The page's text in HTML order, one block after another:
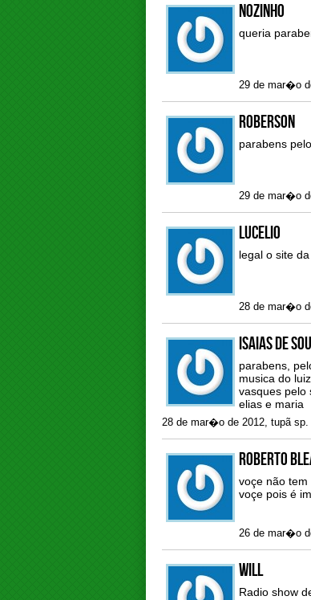
nozinho
queria
29 de mar�o
roberson
parabens
29 de mar�o
lucelio
legal o site
28 de mar�o
isaias de
parabens,
musica do
vasques pelo
elias e maria
28 de mar�o de 2012, tupã sp.
roberto
voçe não
voçe pois é
26 de mar�o
Will
Radio show